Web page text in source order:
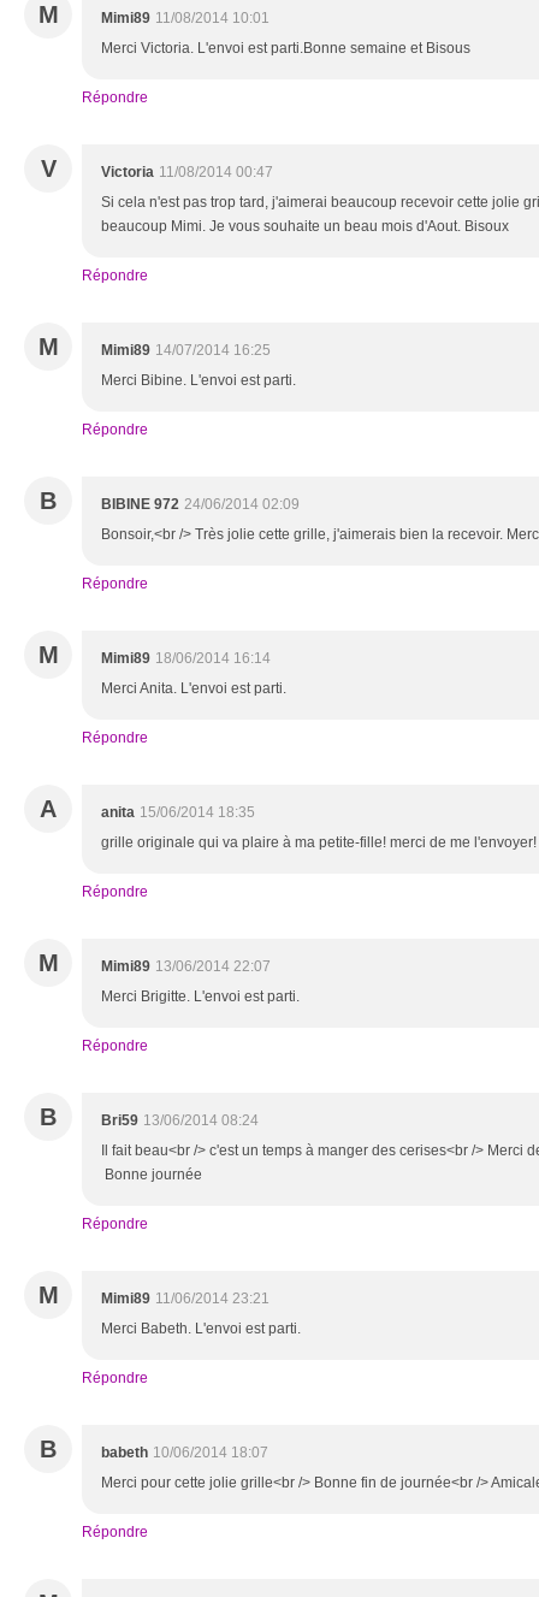
M Mimi89 11/08/2014 10:01
Merci Victoria. L'envoi est parti.Bonne semaine et Bisous
Répondre
V Victoria 11/08/2014 00:47
Si cela n'est pas trop tard, j'aimerai beaucoup recevoir cette jolie
beaucoup Mimi. Je vous souhaite un beau mois d'Aout. Bisoux
Répondre
M Mimi89 14/07/2014 16:25
Merci Bibine. L'envoi est parti.
Répondre
B BIBINE 972 24/06/2014 02:09
Bonsoir,<br /> Très jolie cette grille, j'aimerais bien la recevoir.
Répondre
M Mimi89 18/06/2014 16:14
Merci Anita. L'envoi est parti.
Répondre
A anita 15/06/2014 18:35
grille originale qui va plaire à ma petite-fille! merci de me l'envoyer!
Répondre
M Mimi89 13/06/2014 22:07
Merci Brigitte. L'envoi est parti.
Répondre
B Bri59 13/06/2014 08:24
Il fait beau<br /> c'est un temps à manger des cerises<br /> Merci
Bonne journée
Répondre
M Mimi89 11/06/2014 23:21
Merci Babeth. L'envoi est parti.
Répondre
B babeth 10/06/2014 18:07
Merci pour cette jolie grille<br /> Bonne fin de journée<br />
Répondre